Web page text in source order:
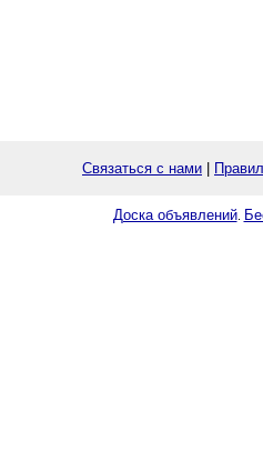
Связаться с нами
Доска объявлений.